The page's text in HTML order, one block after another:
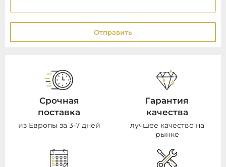
Отправить
Срочная
поставка
из Европы за 3-7 дней
Гарантия
качества
лучшее качество на
рынке